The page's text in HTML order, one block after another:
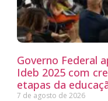
Governo Federal
Ideb 2025 com
etapas da
7 de agosto de 2026